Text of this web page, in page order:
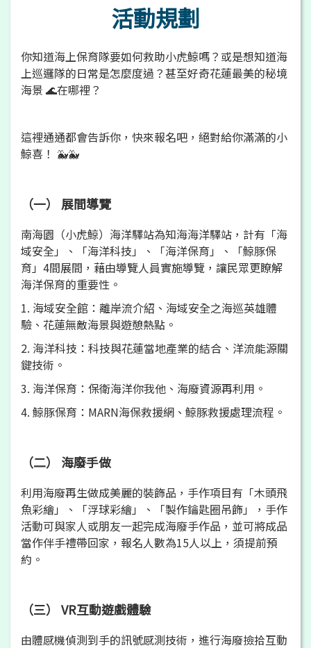
活動規劃
你知道海上保育隊要如何救助小虎鯨嗎？或是想知道海
上巡邏隊的日常是怎麼度過？甚至好奇花蓮最美的秘境
海景 🌊在哪裡？
這裡通通都會告訴你，快來報名吧，絕對給你滿滿的小
鯨喜！ 🐳🐳
（一） 展間導覽
南海園（小虎鯨）海洋驛站為知海海洋驛站，計有「海
域安全」、「海洋科技」、「海洋保育」、「鯨豚保
育」4間展間，藉由導覽人員實施導覽，讓民眾更瞭解
海洋保育的重要性。
1. 海域安全館：離岸流介紹、海域安全之海巡英雄體
驗、花蓮無敵海景與遊憩熱點。
2. 海洋科技：科技與花蓮當地產業的結合、洋流能源關
鍵技術。
3. 海洋保育：保衛海洋你我他、海廢資源再利用。
4. 鯨豚保育：MARN海保救援網、鯨豚救援處理流程。
（二） 海廢手做
利用海廢再生做成美麗的裝飾品，手作項目有「木頭飛
魚彩繪」、「浮球彩繪」、「製作鑰匙圈吊飾」，手作
活動可與家人或朋友一起完成海廢手作品，並可將成品
當作伴手禮帶回家，報名人數為15人以上，須提前預
約。
（三） VR互動遊戲體驗
由體感機偵測到手的訊號感測技術，進行海廢撿拾互動